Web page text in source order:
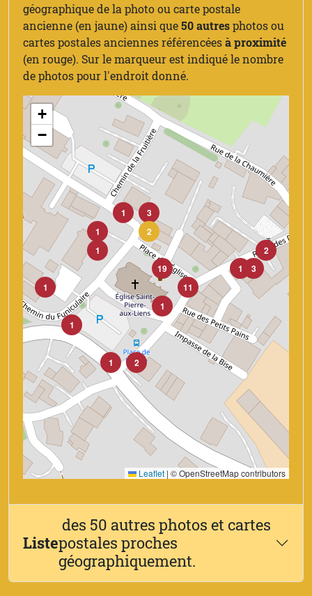
géographique de la photo ou carte postale
ancienne (en jaune) ainsi que50 autresphotos ou
cartes postales anciennes référencéesà proximité
(en rouge). Sur le marqueur est indiqué le nombre
de photos pour l'endroit donné.
2
3
19
1
11
1
1
1
1
2
3
1
1
1
2
+
−
Leaflet | © OpenStreetMap contributors
Liste
des 50 autres photos et cartes
postales proches
géographiquement.